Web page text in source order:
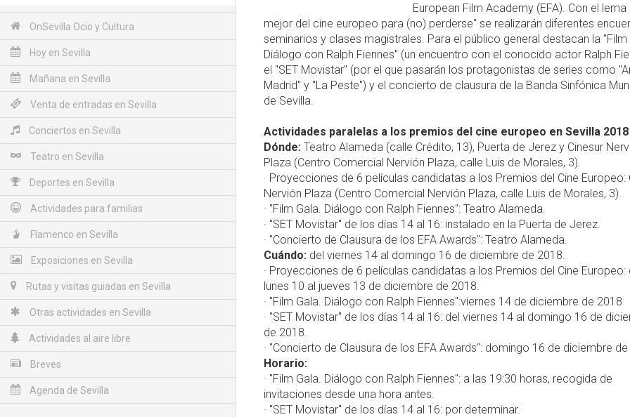
OnSevilla Ocio y Cultura
Hoy en Sevilla
Mañana en Sevilla
Venta de entradas en Sevilla
Conciertos en Sevilla
Teatro en Sevilla
Deportes en Sevilla
Actividades para familias
Flamenco en Sevilla
Exposiciones en Sevilla
Rutas y visitas guiadas en Sevilla
Otras actividades en Sevilla
Actividades al aire libre
Breves
Agenda de Sevilla
European Film Academy (EFA). Con el lema
mejor del cine europeo para (no) perderse" se realizarán diferentes
seminarios y clases magistrales. Para el público general destacan la "Film
Diálogo con Ralph Fiennes" (un encuentro con el conocido actor Ralph
el "SET Movistar" (por el que pasarán los protagonistas de series como
Madrid" y "La Peste") y el concierto de clausura de la Banda Sinfónica
de Sevilla.
Actividades paralelas a los premios del cine europeo en Sevilla 2018
Dónde: Teatro Alameda (calle Crédito, 13), Puerta de Jerez y Cinesur
Plaza (Centro Comercial Nervión Plaza, calle Luis de Morales, 3).
· Proyecciones de 6 películas candidatas a los Premios del Cine Europeo:
Nervión Plaza (Centro Comercial Nervión Plaza, calle Luis de Morales, 3).
· "Film Gala. Diálogo con Ralph Fiennes": Teatro Alameda.
· "SET Movistar" de los días 14 al 16: instalado en la Puerta de Jerez.
· "Concierto de Clausura de los EFA Awards": Teatro Alameda.
Cuándo: del viernes 14 al domingo 16 de diciembre de 2018.
· Proyecciones de 6 películas candidatas a los Premios del Cine Europeo:
lunes 10 al jueves 13 de diciembre de 2018.
· "Film Gala. Diálogo con Ralph Fiennes":viernes 14 de diciembre de 2018
· "SET Movistar" de los días 14 al 16: del viernes 14 al domingo 16 de
de 2018.
· "Concierto de Clausura de los EFA Awards": domingo 16 de diciembre
Horario:
· "Film Gala. Diálogo con Ralph Fiennes": a las 19:30 horas, recogida de
invitaciones desde una hora antes.
· "SET Movistar" de los días 14 al 16: por determinar.